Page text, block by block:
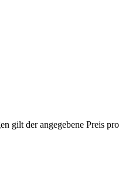
gilt der angegebene Preis pro